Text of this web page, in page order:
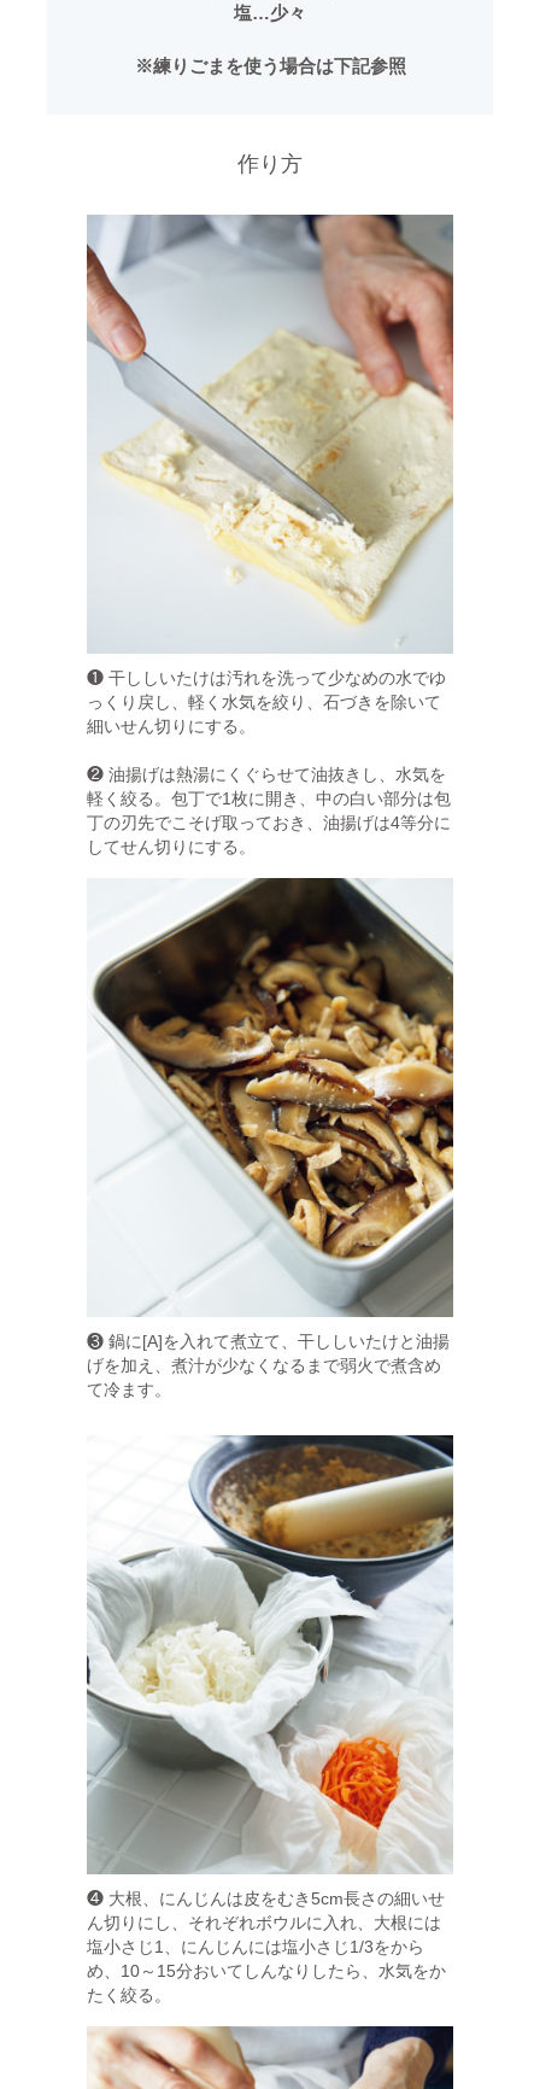
塩…少々
※練りごまを使う場合は下記参照
作り方
❶ 干ししいたけは汚れを洗って少なめの水でゆ
っくり戻し、軽く水気を絞り、石づきを除いて
細いせん切りにする。
❷ 油揚げは熱湯にくぐらせて油抜きし、水気を
軽く絞る。包丁で1枚に開き、中の白い部分は包
丁の刃先でこそげ取っておき、油揚げは4等分に
してせん切りにする。
❸ 鍋に[A]を入れて煮立て、干ししいたけと油揚
げを加え、煮汁が少なくなるまで弱火で煮含め
て冷ます。
❹ 大根、にんじんは皮をむき5cm長さの細いせ
ん切りにし、それぞれボウルに入れ、大根には
塩小さじ1、にんじんには塩小さじ1/3をから
め、10～15分おいてしんなりしたら、水気をか
たく絞る。